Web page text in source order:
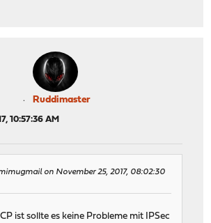
Ruddimaster
10:57:36 AM
on November 25, 2017, 08:02:30
ist sollte es keine Probleme mit IPSec